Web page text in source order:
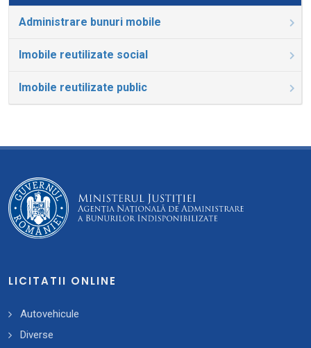
Administrare bunuri mobile
Imobile reutilizate social
Imobile reutilizate public
LICITATII ONLINE
Autovehicule
Diverse